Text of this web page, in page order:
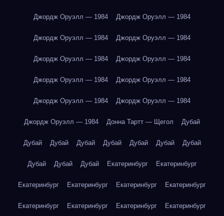
Джордж Оруэлл — 1984 Джордж Оруэлл — 1984
Джордж Оруэлл — 1984 Джордж Оруэлл — 1984
Джордж Оруэлл — 1984 Джордж Оруэлл — 1984
Джордж Оруэлл — 1984 Джордж Оруэлл — 1984
Джордж Оруэлл — 1984 Джордж Оруэлл — 1984
Джордж Оруэлл — 1984 Донна Тартт — Щегол Дубай
Дубай Дубай Дубай Дубай Дубай Дубай Дубай
Дубай Дубай Дубай Екатеринбург Екатеринбург
Екатеринбург Екатеринбург Екатеринбург Екатеринбург
Екатеринбург Екатеринбург Екатеринбург Екатеринбург